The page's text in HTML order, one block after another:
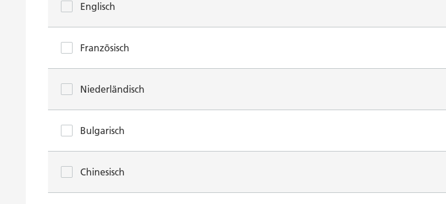
Englisch
Französisch
Niederländisch
Bulgarisch
Chinesisch